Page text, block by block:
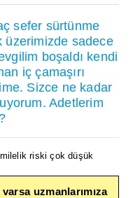
sefer sürtünme
üzerimizde sadece
boşaldı kendi
iç çamaşırı
Sizce ne kadar
Adetlerim
riski çok düşük
uzmanlarımıza